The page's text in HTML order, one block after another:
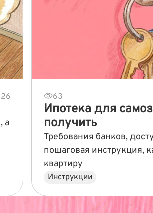
а
63
Ипотека для
получить
Требования банков,
пошаговая инструкция,
квартиру
Инструкции